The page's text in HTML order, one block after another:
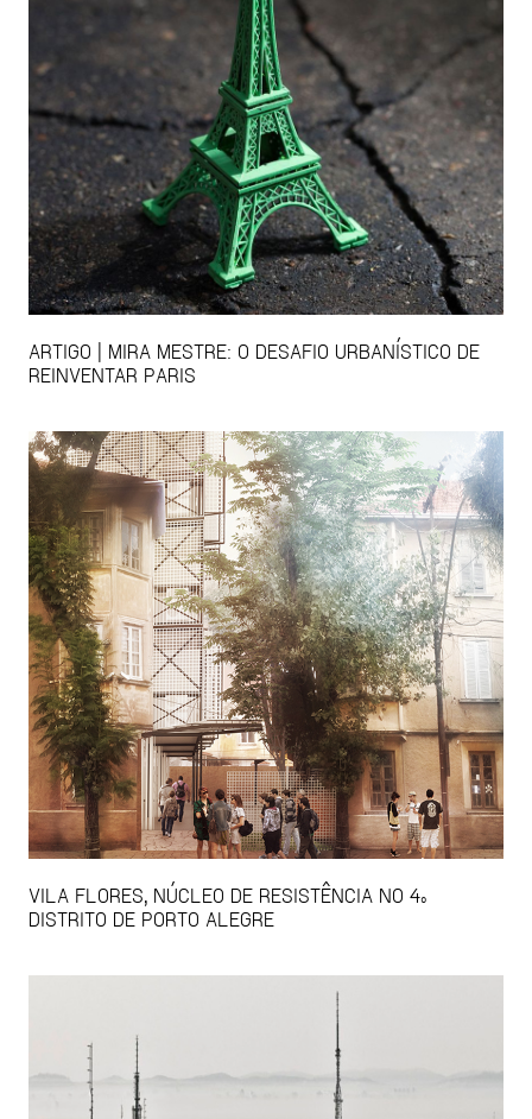
ARTIGO | MIRA MESTRE: O DESAFIO URBANÍSTICO DE
REINVENTAR PARIS
VILA FLORES, NÚCLEO DE RESISTÊNCIA NO 4º
DISTRITO DE PORTO ALEGRE